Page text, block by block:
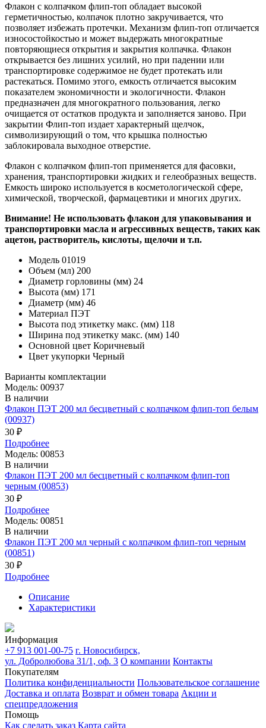
Флакон с колпачком флип-топ обладает высокой
герметичностью, колпачок плотно закручивается, что
позволяет избежать протечки. Механизм флип-топ отличается
износостойкостью и может выдержать многократные
повторяющиеся открытия и закрытия колпачка. Флакон
открывается без лишних усилий, но при падении или
транспортировке содержимое не будет протекать или
растекаться. Помимо этого, емкость отличается высоким
показателем экономичности и экологичности. Флакон
предназначен для многократного пользования, легко
очищается от остатков продукта и заполняется заново. При
закрытии Флип-топ издает характерный щелчок,
символизирующий о том, что крышка полностью
заблокировала выходное отверстие.
Флакон с колпачком флип-топ применяется для фасовки,
хранения, транспортировки жидких и гелеобразных веществ.
Емкость широко используется в косметологической сфере,
химической, творческой, фармацевтики и многих других.
Внимание! Не использовать флакон для упаковывания и
транспортировки масла и агрессивных веществ, таких как
ацетон, растворитель, кислоты, щелочи и т.п.
Модель 01019
Объем (мл) 200
Диаметр горловины (мм) 24
Высота (мм) 171
Диаметр (мм) 46
Материал ПЭТ
Высота под этикетку макс. (мм) 118
Ширина под этикетку макс. (мм) 140
Основной цвет Коричневый
Цвет укупорки Черный
Варианты комплектации
Модель: 00937
В наличии
Флакон ПЭТ 200 мл бесцветный с колпачком флип-топ белым
(00937)
30 ₽
Подробнее
Модель: 00853
В наличии
Флакон ПЭТ 200 мл бесцветный с колпачком флип-топ
черным (00853)
30 ₽
Подробнее
Модель: 00851
В наличии
Флакон ПЭТ 200 мл черный с колпачком флип-топ черным
(00851)
30 ₽
Подробнее
Описание
Характеристики
Информация
+7 913 001-00-75 г. Новосибирск,
ул. Добролюбова 31/1, оф. 3 О компании Контакты
Покупателям
Политика конфиденциальности Пользовательское соглашение
Доставка и оплата Возврат и обмен товара Акции и
спецпредложения
Помощь
Как сделать заказ Карта сайта